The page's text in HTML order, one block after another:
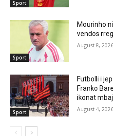
Sport
Sport
Mourinho
vendos
August 8, 2026
Sport
Futbolli i
Franko
ikonat
August 4, 2026